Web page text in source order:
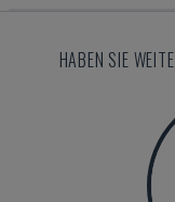
HABEN SIE